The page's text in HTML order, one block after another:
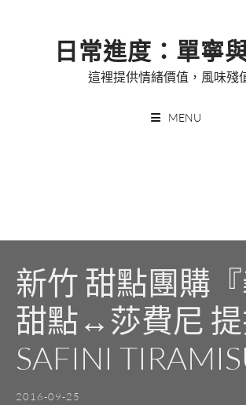
日常進度：單寧
這裡提供情緒價值，風味殘
MENU
新竹 甜點團購『
甜點↔莎費尼
SAFINI
2016-09-25